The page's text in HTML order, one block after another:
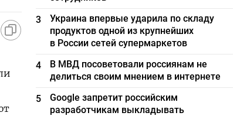
3
Украина впервые ударила по складу
продуктов одной из крупнейших
в России сетей супермаркетов
4
В МВД посоветовали россиянам не
делиться своим мнением в интернете
5
Google запретит российским
разработчикам выкладывать